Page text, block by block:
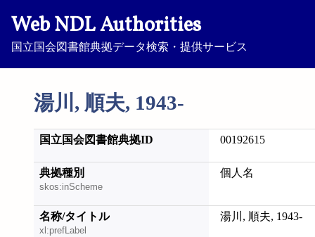
Web NDL Authorities
国立国会図書館典拠データ検索・提供サービス
湯川, 順夫, 1943-
国立国会図書館典拠ID 00192615
典拠種別
skos:inScheme
個人名
名称/タイトル
xl:prefLabel
湯川, 順夫, 1943-